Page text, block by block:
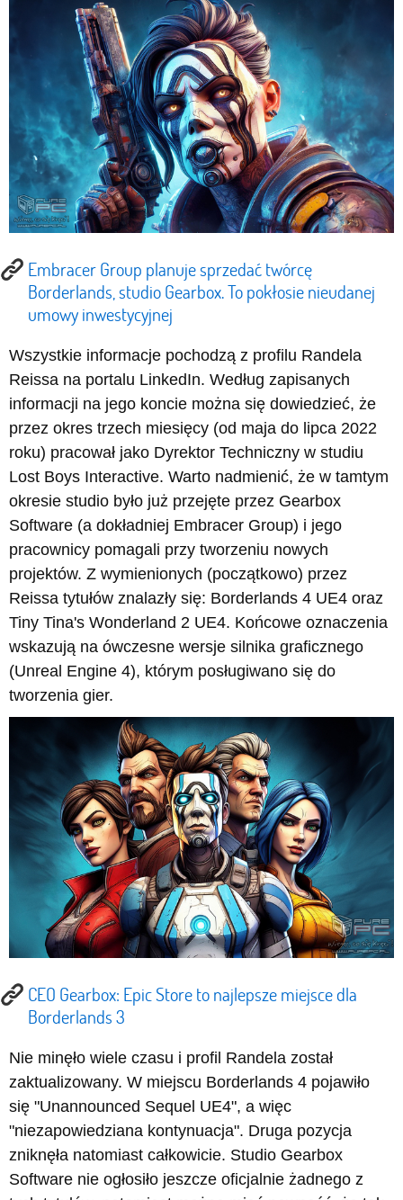
Embracer Group planuje sprzedać twórcę
Borderlands, studio Gearbox. To pokłosie nieudanej
umowy inwestycyjnej
Wszystkie informacje pochodzą z profilu Randela
Reissa na portalu LinkedIn. Według zapisanych
informacji na jego koncie można się dowiedzieć, że
przez okres trzech miesięcy (od maja do lipca 2022
roku) pracował jako Dyrektor Techniczny w studiu
Lost Boys Interactive. Warto nadmienić, że w tamtym
okresie studio było już przejęte przez Gearbox
Software (a dokładniej Embracer Group) i jego
pracownicy pomagali przy tworzeniu nowych
projektów. Z wymienionych (początkowo) przez
Reissa tytułów znalazły się: Borderlands 4 UE4 oraz
Tiny Tina's Wonderland 2 UE4. Końcowe oznaczenia
wskazują na ówczesne wersje silnika graficznego
(Unreal Engine 4), którym posługiwano się do
tworzenia gier.
CEO Gearbox: Epic Store to najlepsze miejsce dla
Borderlands 3
Nie minęło wiele czasu i profil Randela został
zaktualizowany. W miejscu Borderlands 4 pojawiło
się "Unannounced Sequel UE4", a więc
"niezapowiedziana kontynuacja". Druga pozycja
zniknęła natomiast całkowicie. Studio Gearbox
Software nie ogłosiło jeszcze oficjalnie żadnego z